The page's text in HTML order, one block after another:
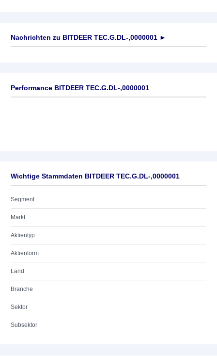
Nachrichten zu BITDEER TEC.G.DL-,0000001 ►
Performance BITDEER TEC.G.DL-,0000001
Wichtige Stammdaten BITDEER TEC.G.DL-,0000001
Segment
Markt
Aktientyp
Aktienform
Land
Branche
Sektor
Subsektor